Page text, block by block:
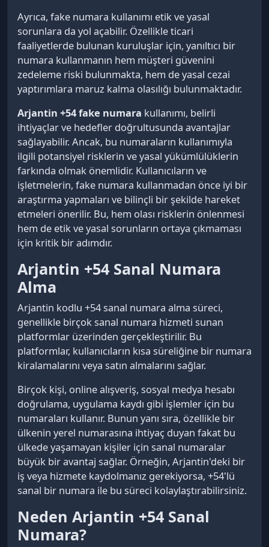
Ayrıca, fake numara kullanımı etik ve yasal
sorunlara da yol açabilir. Özellikle ticari
faaliyetlerde bulunan kuruluşlar için, yanıltıcı bir
numara kullanmanın hem müşteri güvenini
zedeleme riski bulunmakta, hem de yasal cezai
yaptırımlara maruz kalma olasılığı bulunmaktadır.
Arjantin +54 fake numara kullanımı, belirli
ihtiyaçlar ve hedefler doğrultusunda avantajlar
sağlayabilir. Ancak, bu numaraların kullanımıyla
ilgili potansiyel risklerin ve yasal yükümlülüklerin
farkında olmak önemlidir. Kullanıcıların ve
işletmelerin, fake numara kullanmadan önce iyi bir
araştırma yapmaları ve bilinçli bir şekilde hareket
etmeleri önerilir. Bu, hem olası risklerin önlenmesi
hem de etik ve yasal sorunların ortaya çıkmaması
için kritik bir adımdır.
Arjantin +54 Sanal Numara
Alma
Arjantin kodlu +54 sanal numara alma süreci,
genellikle birçok sanal numara hizmeti sunan
platformlar üzerinden gerçekleştirilir. Bu
platformlar, kullanıcıların kısa süreliğine bir numara
kiralamalarını veya satın almalarını sağlar.
Birçok kişi, online alışveriş, sosyal medya hesabı
doğrulama, uygulama kaydı gibi işlemler için bu
numaraları kullanır. Bunun yanı sıra, özellikle bir
ülkenin yerel numarasına ihtiyaç duyan fakat bu
ülkede yaşamayan kişiler için sanal numaralar
büyük bir avantaj sağlar. Örneğin, Arjantin'deki bir
iş veya hizmete kaydolmanız gerekiyorsa, +54'lü
sanal bir numara ile bu süreci kolaylaştırabilirsiniz.
Neden Arjantin +54 Sanal
Numara?